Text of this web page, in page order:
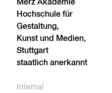
Merz Akademie
Hochschule für
Gestaltung,
Kunst und Medien,
Stuttgart
staatlich anerkannt
Internal